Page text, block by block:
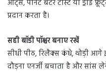
ओट्स, पीनट बटर टोस्ट या ड्राई
प्रदान करता है।
सही बॉडी पॉश्चर बनाए रखें
सीधी पीठ, रिलैक्स कंधे, थोड़ी आगे
दौड़ना एनर्जी बचाता है और सांस